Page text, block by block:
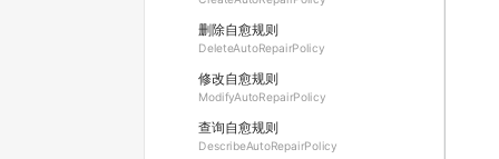
删除自愈规则
DeleteAutoRepairPolicy
修改自愈规则
ModifyAutoRepairPolicy
查询自愈规则
DescribeAutoRepairPolicy